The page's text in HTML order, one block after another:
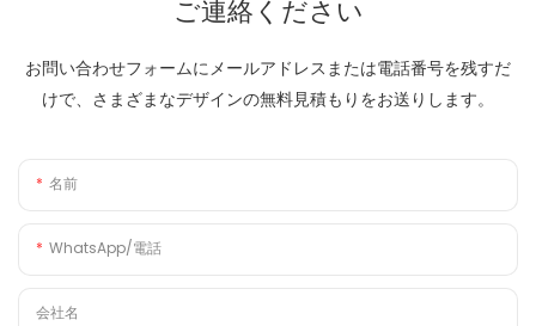
ご連絡ください
お問い合わせフォームにメールアドレスまたは電話番号を残すだ
けで、さまざまなデザインの無料見積もりをお送りします。
名前
WhatsApp/電話
会社名